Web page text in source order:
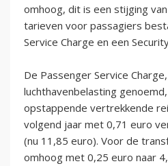
omhoog, dit is een stijging
tarieven voor passagiers
Service Charge en een
De Passenger Service
luchthavenbelasting
opstappende vertrekkende
volgend jaar met 0,71 euro
(nu 11,85 euro). Voor de
omhoog met 0,25 euro naar